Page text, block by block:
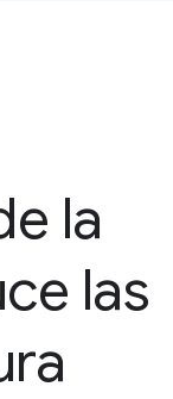
la
las